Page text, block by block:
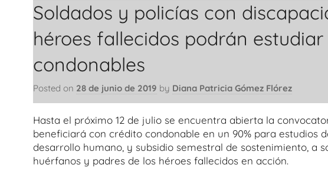
Soldados y policías con
héroes fallecidos podrán
condonables
Posted on 28 de junio de 2019 by Diana Patricia Gómez Flórez
Hasta el próximo 12 de julio se encuentra abierta la
beneficiará con crédito condonable en un 90% para estudios
desarrollo humano, y subsidio semestral de sostenimiento, a
huérfanos y padres de los héroes fallecidos en acción.